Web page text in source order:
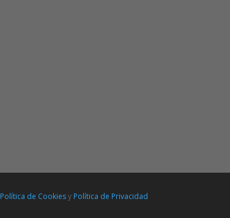
Política de Cookiesy Política de Privacidad